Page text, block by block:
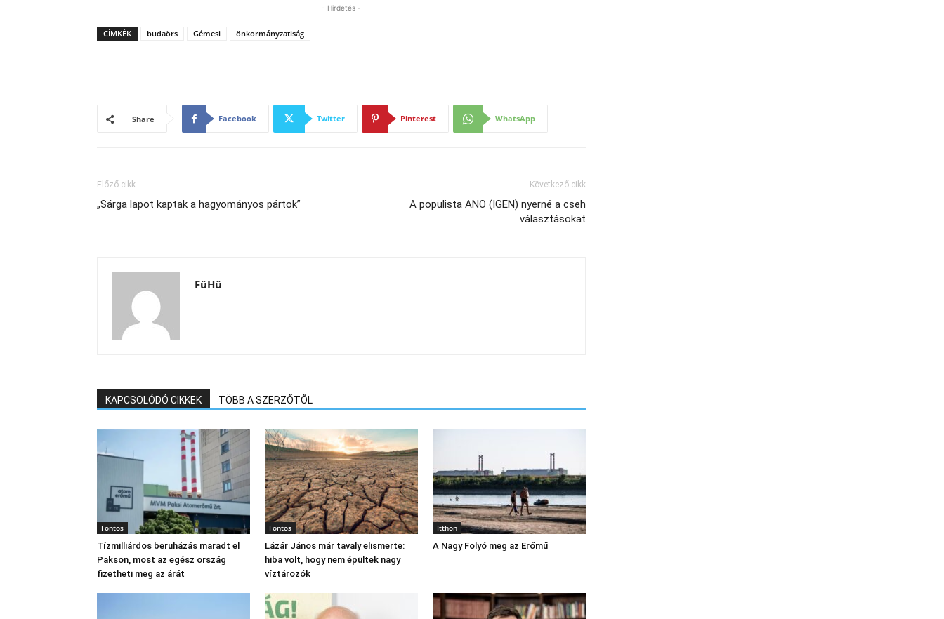
- Hirdetés -
CÍMKÉK budaörs Gémesi önkormányzatiság
Share Facebook Twitter Pinterest WhatsApp
Előző cikk
„Sárga lapot kaptak a hagyományos pártok”
Következő cikk
A populista ANO (IGEN) nyerné a cseh
választásokat
FüHü
KAPCSOLÓDÓ CIKKEK TÖBB A SZERZŐTŐL
Fontos
Tízmilliárdos beruházás maradt el
Pakson, most az egész ország
fizetheti meg az árát
Fontos
Lázár János már tavaly elismerte:
hiba volt, hogy nem épültek nagy
víztározók
Itthon
A Nagy Folyó meg az Erőmű